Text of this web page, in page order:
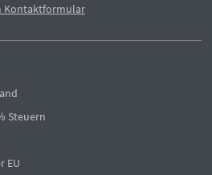
Kontaktformular
Steuern
EU